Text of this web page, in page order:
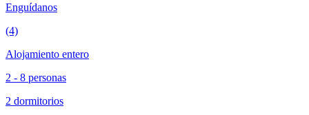
Enguídanos
(4)
Alojamiento entero
2 - 8 personas
2 dormitorios